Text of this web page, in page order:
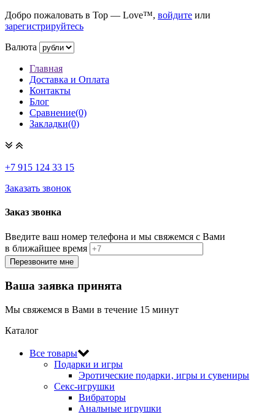
Добро пожаловать в Top — Love™, войдите или
зарегистрируйтесь
Валюта
Главная
Доставка и Оплата
Контакты
Блог
Сравнение(0)
Закладки(0)
+7 915 124 33 15
Заказать звонок
Заказ звонка
Введите ваш номер телефона и мы свяжемся с Вами
в ближайшее время
Ваша заявка принята
Мы свяжемся в Вами в течение 15 минут
Каталог
Все товары
Подарки и игры
Эротические подарки‚ игры и сувениры
Секс-игрушки
Вибраторы
Анальные игрушки